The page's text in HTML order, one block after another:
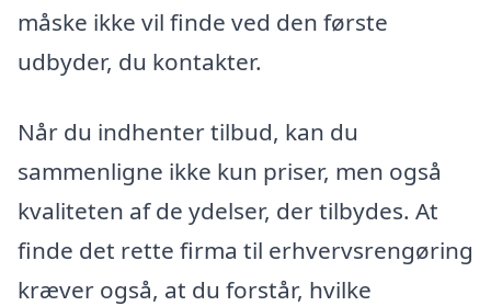
måske ikke vil finde ved den første
udbyder, du kontakter.
Når du indhenter tilbud, kan du
sammenligne ikke kun priser, men også
kvaliteten af de ydelser, der tilbydes. At
finde det rette firma til erhvervsrengøring
kræver også, at du forstår, hvilke